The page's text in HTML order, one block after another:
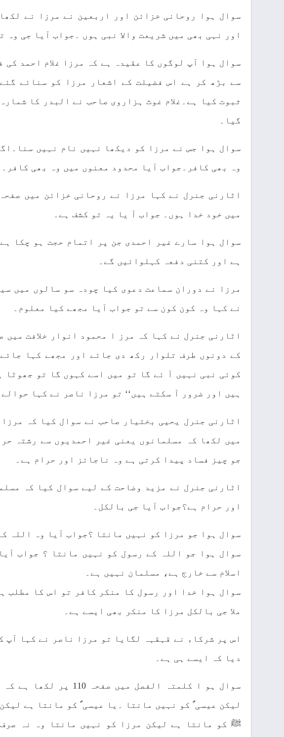
سوال ہوا روحانی خزائن اور اربعین نے مرزا نے
اور نہی بھی میں شریعت والا نبی ہوں ۔جواب آیا جی وہ
سوال ہوا آپ لوگوں کا عقیدہ ہے کہ مرزا غلام احمد
سے بڑھ کر ہے اس فضیلت کے اشعار مرزا کو سنائے
ثبوت کیا ہے۔غلام غوث ہزاروی صاحب نے البدر کا
گیا۔
سوال ہوا جس نے مرزا کو دیکھا نہیں نام نہیں
وہ بھی کافر۔جواب آیا محدود معنوں میں وہ بھی کافر۔
اٹارنی جنرل نے کہا مرزا نے روحانی خزائن میں
میں خود خدا ہوں۔ جواب آ یا یہ تو کشف ہے۔
سوال ہوا سارے غیر احمدی جن پر اتمام حجت ہو چکا
ہے اور کتنی دفعہ کہلوائیں گے۔
مرزا نے دوران سماعت دعوی کیا چودہ سو سالوں میں
نے کہا وہ کون کون سے تو جواب آیا مجھے کیا معلوم۔
کے دونوں طرف تلوار رکھ دی جائے اور مجھے کہا
کوئی نبی نہیں آ ئے گا تو میں اسے کہوں گا تو جھوٹا
ہیں اور ضرور آ سکتے ہیں‘‘ تو مرزا ناصر نے کہا
میں لکھا کہ مسلمانوں یعنی غیر احمدیوں سے رشتہ
جو چیز فساد پیدا کرتی ہے وہ ناجائز اور حرام ہے۔
اٹارنی جنرل نے مزید وضاحت کے لیے سوال کیا کہ
اور حرام ہے؟جواب آیا جی بالکل۔
سوال ہوا جو مرزا کو نہیں مانتا ؟جواب آیا وہ اللہ
سوال ہوا جو اللہ کے رسول کو نہیں مانتا ؟ جواب
اسلام سے خارج ہے، مسلمان نہیں ہے۔
سوال ہوا خدا اور رسول کا منکر کافر تو اس کا مطلب
ملا جی بالکل مرزا کا منکر بھی ایسے ہے۔
اس پر شرکاء نے قہقہہ لگایا تو مرزا ناصر نے کہا آپ
دیا کہ ایسے ہی ہے۔
سوال ہو ا کلمتہ الفصل
لیکن عیسی ؑ کو نہیں مانتا ۔یا عیسی ؑ کو مانتا ہے
ﷺ کو مانتا ہے لیکن مرزا کو نہیں مانتا وہ نہ